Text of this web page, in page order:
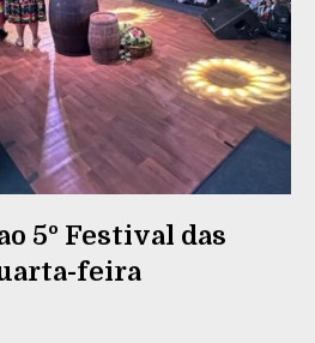
5º Festival das
feira